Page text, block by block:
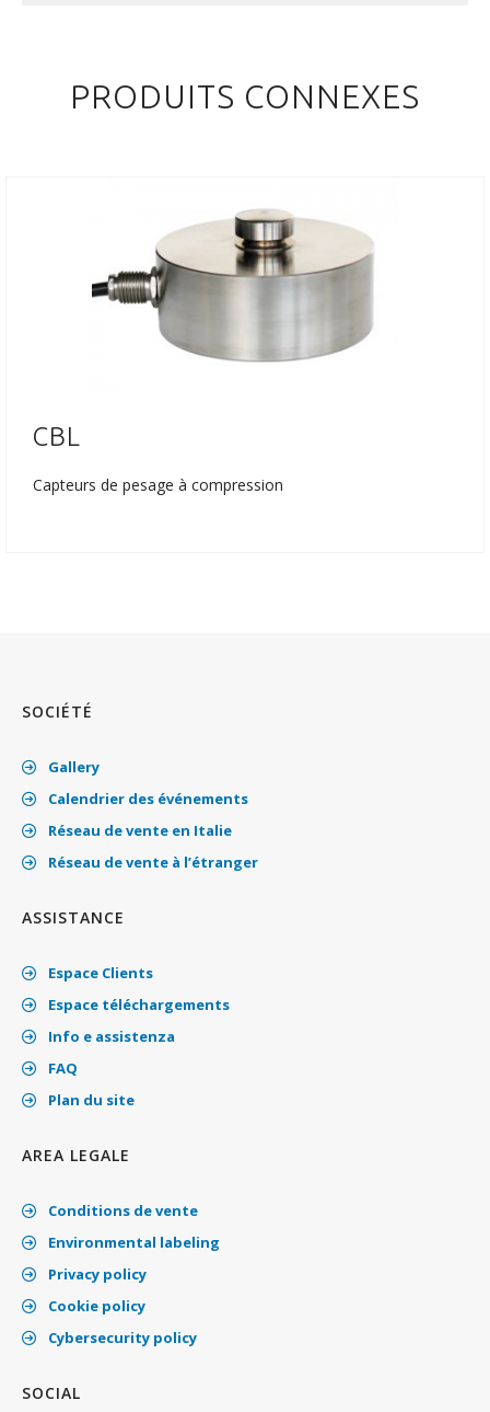
PRODUITS CONNEXES
CBL
Capteurs de pesage à compression
SOCIÉTÉ
Gallery
Calendrier des événements
Réseau de vente en Italie
Réseau de vente à l’étranger
ASSISTANCE
Espace Clients
Espace téléchargements
Info e assistenza
FAQ
Plan du site
AREA LEGALE
Conditions de vente
Environmental labeling
Privacy policy
Cookie policy
Cybersecurity policy
SOCIAL